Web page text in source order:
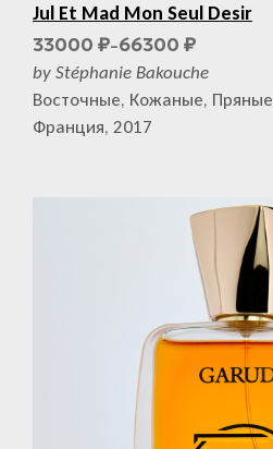
Jul Et Mad Mon Seul Desir
33000 ₽–66300 ₽
by Stéphanie Bakouche
Восточные, Кожаные, Пряные
Франция, 2017